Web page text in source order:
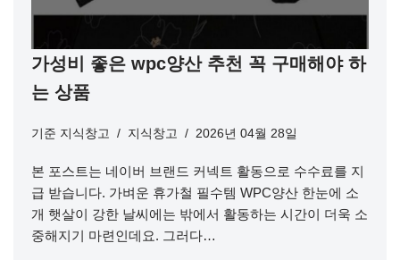
가성비 좋은 wpc양산 추천 꼭 구매해야 하
는 상품
기준 지식창고 지식창고 2026년 04월 28일
본 포스트는 네이버 브랜드 커넥트 활동으로 수수료를 지
급 받습니다. 가벼운 휴가철 필수템 WPC양산 한눈에 소
개 햇살이 강한 날씨에는 밖에서 활동하는 시간이 더욱 소
중해지기 마련인데요. 그러다…